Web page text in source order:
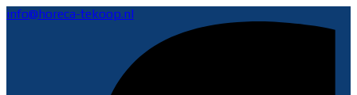
info@horeca-tekoop.nl